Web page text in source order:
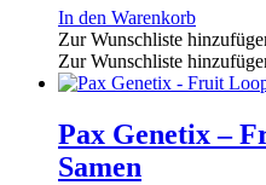
In den Warenkorb
Zur Wunschliste
Zur Wunschliste
Pax Genetix –
Samen